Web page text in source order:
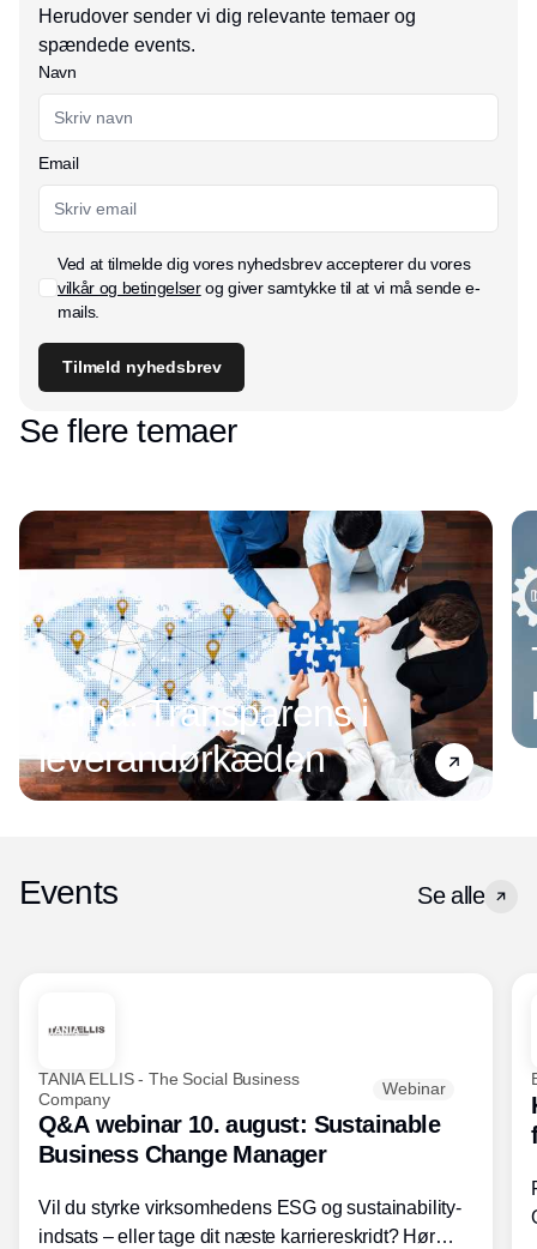
Herudover sender vi dig relevante temaer og
spændede events.
Navn
Email
Ved at tilmelde dig vores nyhedsbrev accepterer du vores
vilkår og betingelserog giver samtykke til at vi må sende e-
mails.
Tilmeld nyhedsbrev
Se flere temaer
Tema: Transparens i
leverandørkæden
Events Se alle
TANIA ELLIS - The Social Business
Company
Webinar
Q&A webinar 10. august: Sustainable
Business Change Manager
Vil du styrke virksomhedens ESG og sustainability-
indsats – eller tage dit næste karriereskridt? Hør